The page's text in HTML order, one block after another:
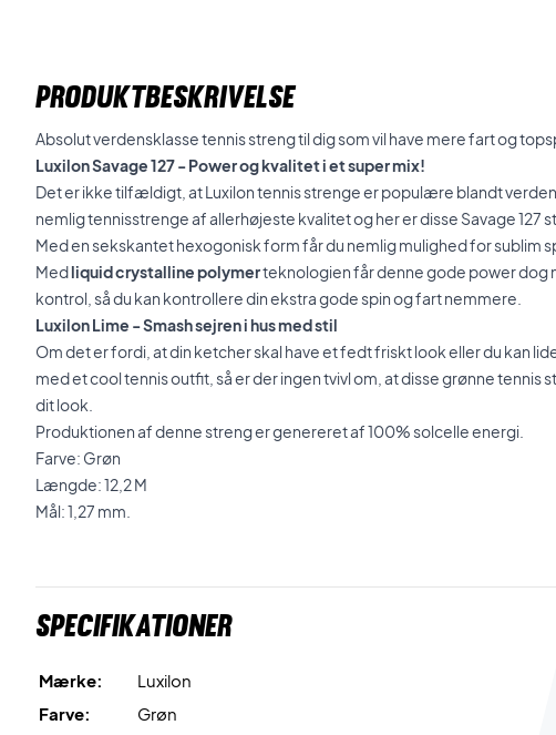
PRODUKTBESKRIVELSE
Absolut verdensklasse tennis streng til dig som vil have mere fart og
Luxilon Savage 127 - Power og kvalitet i et super mix!
Det er ikke tilfældigt, at Luxilon tennis strenge er populære blandt
nemlig tennisstrenge af allerhøjeste kvalitet og her er disse Savage 127
Med en sekskantet hexogonisk form får du nemlig mulighed for sublim
Medliquid crystalline polymerteknologien får denne gode power dog
kontrol, så du kan kontrollere din ekstra gode spin og fart nemmere.
Luxilon Lime - Smash sejren i hus med stil
Om det er fordi, at din ketcher skal have et fedt friskt look eller du kan
med et cool tennis outfit, så er der ingen tvivl om, at disse grønne tennis
dit look.
Produktionen af denne streng er genereret af 100% solcelle energi.
Farve: Grøn
Længde: 12,2 M
Mål: 1,27 mm.
Specifikationer
Mærke:
Luxilon
Farve:
Grøn